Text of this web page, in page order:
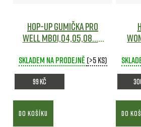
Hop-Up gumička pro
Well MB01,04,05,08... -
Skladem na prodejně (>5 ks)
99 Kč
DO KOŠÍKU DO